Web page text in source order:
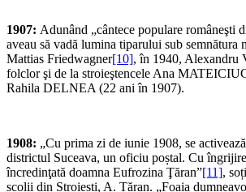
1907: Adunând „cântece populare româneşti
aveau să vadă lumina tiparului sub semnătura
Mattias Friedwagner[10], în 1940,
folclor şi de la stroieştencele Ana
Rahila DELNEA (22 ani în 1907).
1908: „Cu prima zi de iunie 1908, se
districtul Suceava, un oficiu poștal. Cu
încredinţată doamna Eufrozina Ţăran”[11],
școlii din Stroiești, A. Țăran. „Foaia